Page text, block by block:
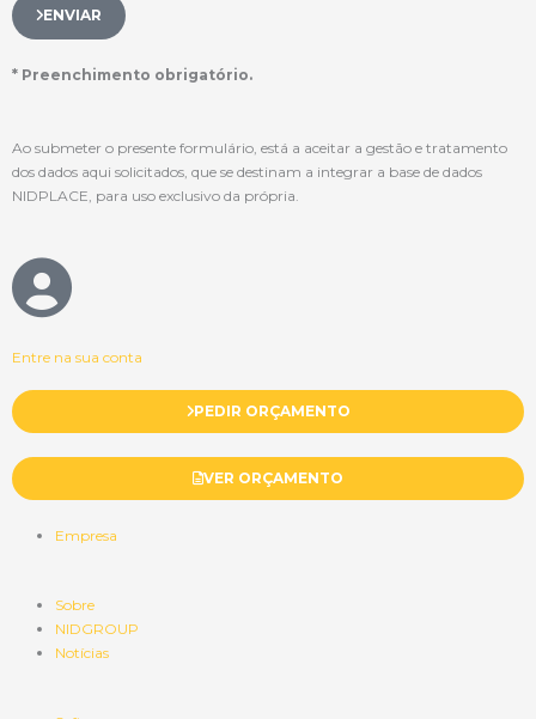
ENVIAR
* Preenchimento obrigatório.
Ao submeter o presente formulário, está a aceitar a gestão e tratamento
dos dados aqui solicitados, que se destinam a integrar a base de dados
NIDPLACE, para uso exclusivo da própria.
Entre na sua conta
PEDIR ORÇAMENTO
VER ORÇAMENTO
Empresa
Sobre
NIDGROUP
Notícias